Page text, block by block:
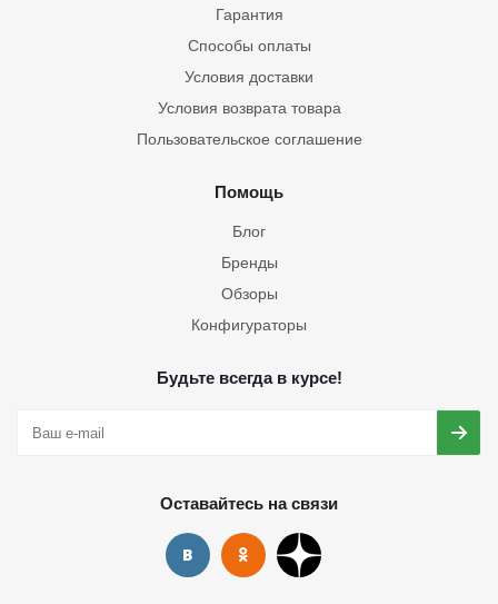
Гарантия
Способы оплаты
Условия доставки
Условия возврата товара
Пользовательское соглашение
Помощь
Блог
Бренды
Обзоры
Конфигураторы
Будьте всегда в курсе!
Оставайтесь на связи